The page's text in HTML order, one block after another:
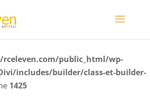
of dynamic property
public_html/wp-
includes/builder/class-et-builder-
1425